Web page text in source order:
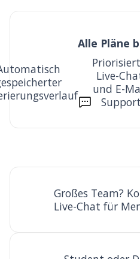
Alle Pläne
Live-
und E-
Support
Großes Team?
Live-Chat für